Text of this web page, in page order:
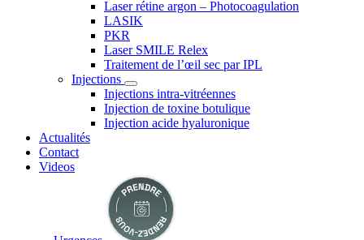
Laser rétine argon – Photocoagulation
LASIK
PKR
Laser SMILE Relex
Traitement de l’œil sec par IPL
Injections
Injections intra-vitréennes
Injection de toxine botulique
Injection acide hyaluronique
Actualités
Contact
Videos